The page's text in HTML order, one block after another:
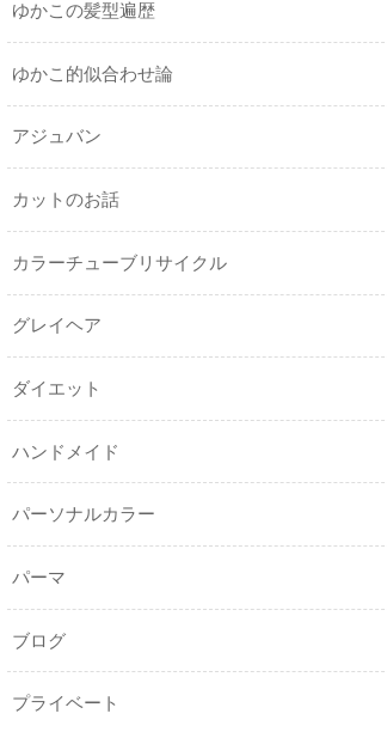
ゆかこの髪型遍歴
ゆかこ的似合わせ論
アジュバン
カットのお話
カラーチューブリサイクル
グレイヘア
ダイエット
ハンドメイド
パーソナルカラー
パーマ
ブログ
プライベート